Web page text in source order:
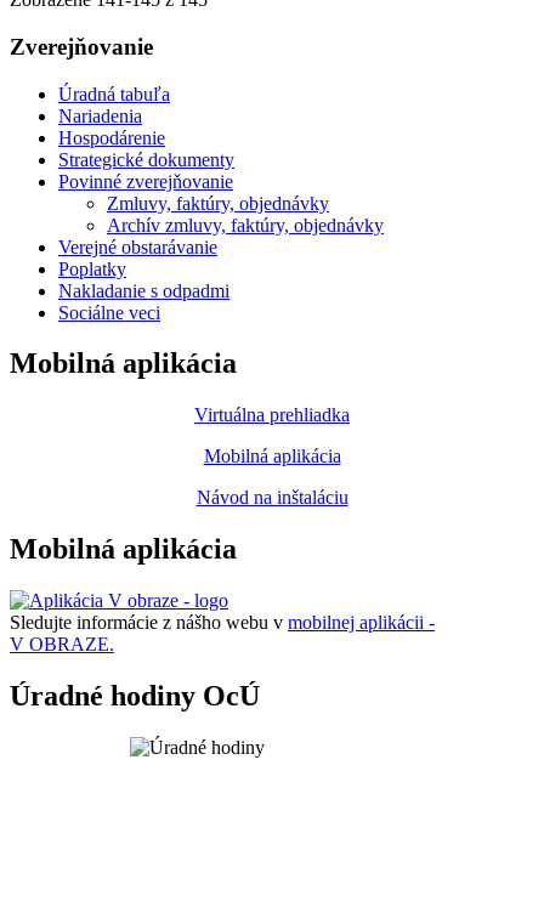
Zverejňovanie
Úradná tabuľa
Nariadenia
Hospodárenie
Strategické dokumenty
Povinné zverejňovanie
Zmluvy, faktúry, objednávky
Archív zmluvy, faktúry, objednávky
Verejné obstarávanie
Poplatky
Nakladanie s odpadmi
Sociálne veci
Mobilná aplikácia
Virtuálna prehliadka
Mobilná aplikácia
Návod na inštaláciu
Mobilná aplikácia
Sledujte informácie z nášho webu v mobilnej aplikácii -
V OBRAZE.
Úradné hodiny OcÚ